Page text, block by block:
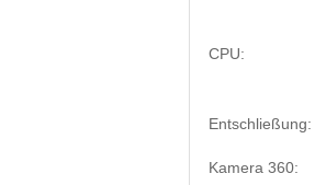
CPU:
Entschließung:
Kamera 360: